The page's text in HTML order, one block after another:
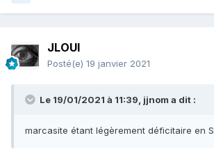
JLOUI
Posté(e) 19 janvier 2021
Le 19/01/2021 à 11:39, jjnom a dit :
marcasite étant légèrement déficitaire en S